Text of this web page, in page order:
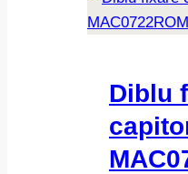
Diblu